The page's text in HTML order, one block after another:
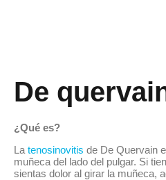
De
¿Qué es?
La tenosinovitis de De Quervain
muñeca del lado del pulgar. Si
sientas dolor al girar la muñeca,